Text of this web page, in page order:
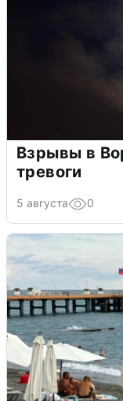
Взрывы в
тревоги
5 августа 0